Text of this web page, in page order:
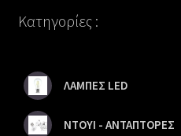
Κατηγορίες :
ΛΑΜΠΕΣ LED
ΝΤΟΥΙ - ΑΝΤΑΠΤΟΡΕΣ